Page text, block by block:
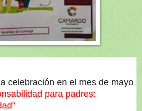
celebración en el mes de mayo
para padres: